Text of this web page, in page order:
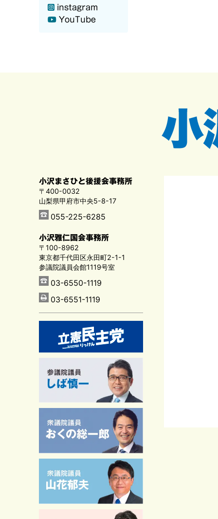
instagram
YouTube
小沢まさひと後援会事務所
〒400-0032
山梨県甲府市中央5-8-17
055-225-6285
小沢雅仁国会事務所
〒100-8962
東京都千代田区永田町2-1-1
参議院議員会館1119号室
03-6550-1119
03-6551-1119